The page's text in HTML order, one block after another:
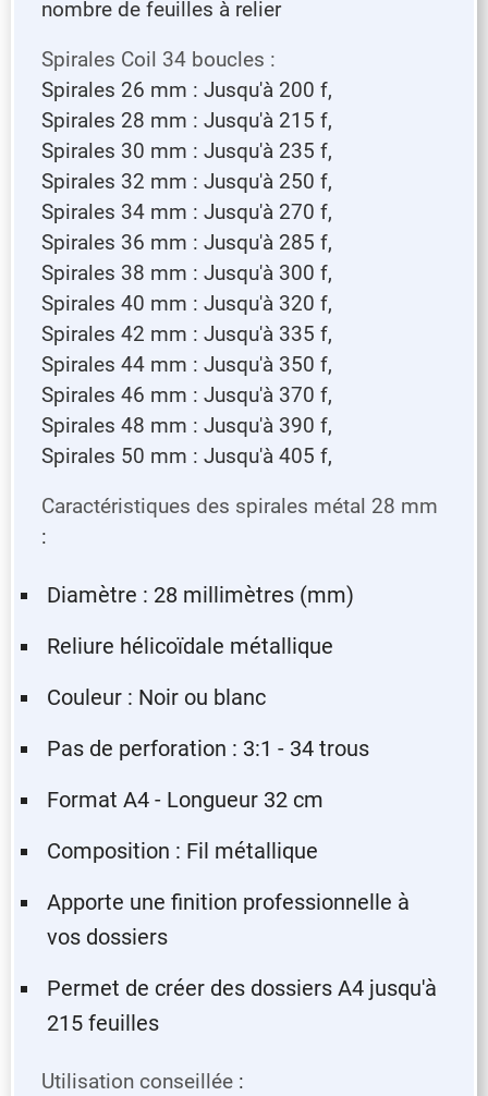
nombre de feuilles à relier
Spirales Coil 34 boucles :
Spirales 26 mm : Jusqu'à 200 f,
Spirales 28 mm : Jusqu'à 215 f,
Spirales 30 mm : Jusqu'à 235 f,
Spirales 32 mm : Jusqu'à 250 f,
Spirales 34 mm : Jusqu'à 270 f,
Spirales 36 mm : Jusqu'à 285 f,
Spirales 38 mm : Jusqu'à 300 f,
Spirales 40 mm : Jusqu'à 320 f,
Spirales 42 mm : Jusqu'à 335 f,
Spirales 44 mm : Jusqu'à 350 f,
Spirales 46 mm : Jusqu'à 370 f,
Spirales 48 mm : Jusqu'à 390 f,
Spirales 50 mm : Jusqu'à 405 f,
Caractéristiques des spirales métal 28 mm
:
Diamètre : 28 millimètres (mm)
Reliure hélicoïdale métallique
Couleur : Noir ou blanc
Pas de perforation : 3:1 - 34 trous
Format A4 - Longueur 32 cm
Composition : Fil métallique
Apporte une finition professionnelle à
vos dossiers
Permet de créer des dossiers A4 jusqu'à
215 feuilles
Utilisation conseillée :